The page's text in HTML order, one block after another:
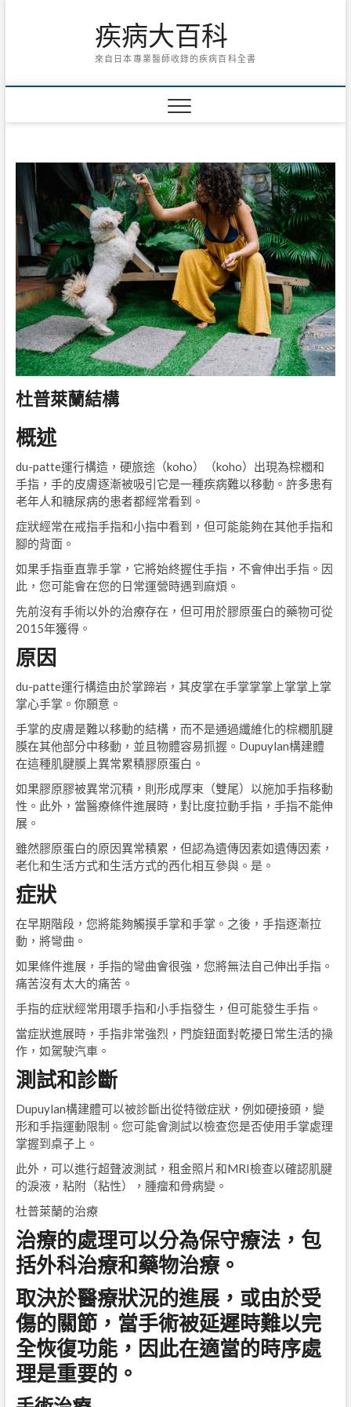
疾病大百科
來自日本專業醫師收錄的疾病百科全書
杜普萊蘭結構
概述
du-patte運行構造，硬旅途（koho）（koho）出現為棕櫚和
手指，手的皮膚逐漸被吸引它是一種疾病難以移動。許多患有
老年人和糖尿病的患者都經常看到。
症狀經常在戒指手指和小指中看到，但可能能夠在其他手指和
腳的背面。
如果手指垂直靠手掌，它將始終握住手指，不會伸出手指。因
此，您可能會在您的日常運營時遇到麻煩。
先前沒有手術以外的治療存在，但可用於膠原蛋白的藥物可從
2015年獲得。
原因
du-patte運行構造由於掌蹄岩，其皮掌在手掌掌掌上掌掌上掌
掌心手掌。你願意。
手掌的皮膚是難以移動的結構，而不是通過纖維化的棕櫚肌腱
膜在其他部分中移動，並且物體容易抓握。Dupuylan構建體
在這種肌腱膜上異常累積膠原蛋白。
如果膠原膠被異常沉積，則形成厚束（雙尾）以施加手指移動
性。此外，當醫療條件進展時，對比度拉動手指，手指不能伸
展。
雖然膠原蛋白的原因異常積累，但認為遺傳因素如遺傳因素，
老化和生活方式和生活方式的西化相互參與。是。
症狀
在早期階段，您將能夠觸摸手掌和手掌。之後，手指逐漸拉
動，將彎曲。
如果條件進展，手指的彎曲會很強，您將無法自己伸出手指。
痛苦沒有太大的痛苦。
手指的症狀經常用環手指和小手指發生，但可能發生手指。
當症狀進展時，手指非常強烈，門旋鈕面對乾擾日常生活的操
作，如駕駛汽車。
測試和診斷
Dupuylan構建體可以被診斷出從特徵症狀，例如硬接頭，變
形和手指運動限制。您可能會測試以檢查您是否使用手掌處理
掌握到桌子上。
此外，可以進行超聲波測試，租金照片和MRI檢查以確認肌腱
的淚液，粘附（粘性），腫瘤和骨病變。
杜普萊蘭的治療
治療的處理可以分為保守療法，包
括外科治療和藥物治療。
取決於醫療狀況的進展，或由於受
傷的關節，當手術被延遲時難以完
全恢復功能，因此在適當的時序處
理是重要的。